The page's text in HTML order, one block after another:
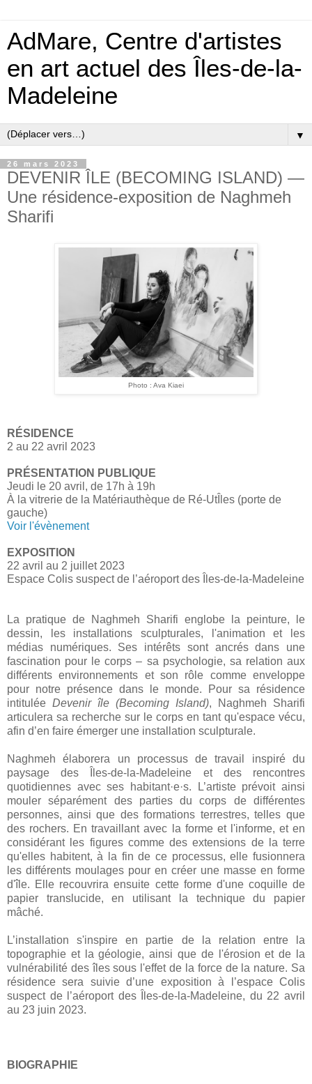
AdMare, Centre d'artistes
en art actuel des Îles-de-la-
Madeleine
▼
26 mars 2023
DEVENIR ÎLE (BECOMING ISLAND) —
Une résidence-exposition de Naghmeh
Sharifi
Photo : Ava Kiaei
RÉSIDENCE
2 au 22 avril 2023
PRÉSENTATION PUBLIQUE
Jeudi le 20 avril, de 17h à 19h
À la vitrerie de la Matériauthèque de Ré-UtÎles (porte de
gauche)
Voir l'évènement
EXPOSITION
22 avril au 2 juillet 2023
Espace Colis suspect de l’aéroport des Îles-de-la-Madeleine
La pratique de Naghmeh Sharifi englobe la peinture, le
dessin, les installations sculpturales, l'animation et les
médias numériques. Ses intérêts sont ancrés dans une
fascination pour le corps – sa psychologie, sa relation aux
différents environnements et son rôle comme enveloppe
pour notre présence dans le monde. Pour sa résidence
intitulée Devenir île (Becoming Island), Naghmeh Sharifi
articulera sa recherche sur le corps en tant qu'espace vécu,
afin d’en faire émerger une installation sculpturale.
Naghmeh élaborera un processus de travail inspiré du
paysage des Îles-de-la-Madeleine et des rencontres
quotidiennes avec ses habitant·e·s. L’artiste prévoit ainsi
mouler séparément des parties du corps de différentes
personnes, ainsi que des formations terrestres, telles que
des rochers. En travaillant avec la forme et l'informe, et en
considérant les figures comme des extensions de la terre
qu'elles habitent, à la fin de ce processus, elle fusionnera
les différents moulages pour en créer une masse en forme
d'île. Elle recouvrira ensuite cette forme d'une coquille de
papier translucide, en utilisant la technique du papier
mâché.
L’installation s'inspire en partie de la relation entre la
topographie et la géologie, ainsi que de l'érosion et de la
vulnérabilité des îles sous l'effet de la force de la nature. Sa
résidencesera suivie d’une exposition à l’espace Colis
suspect de l’aéroport des Îles-de-la-Madeleine, du 22 avril
au 23 juin 2023.
BIOGRAPHIE